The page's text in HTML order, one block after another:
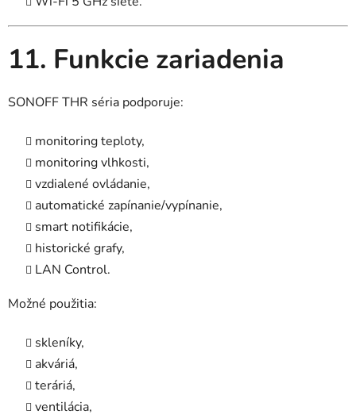
11. Funkcie zariadenia
SONOFF THR séria podporuje:
monitoring teploty,
monitoring vlhkosti,
vzdialené ovládanie,
automatické zapínanie/vypínanie,
smart notifikácie,
historické grafy,
LAN Control.
Možné použitia:
skleníky,
akváriá,
teráriá,
ventilácia,